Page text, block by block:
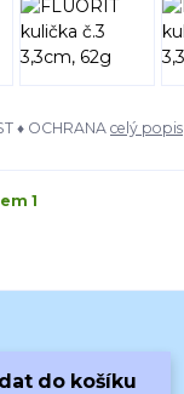
♦ OCHRANA celý popis
1
do košíku